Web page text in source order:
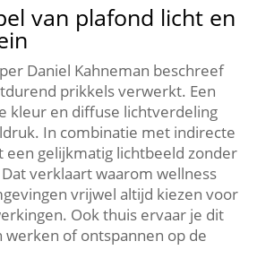
van plafond licht en
Daniel Kahneman beschreef
prikkels verwerkt.​ Een
kleur en diffuse lichtverdeling
In combinatie met indirecte
een gelijkmatig lichtbeeld zonder
verklaart waarom wellness
vrijwel altijd kiezen voor
Ook thuis ervaar je dit
of ontspannen op de